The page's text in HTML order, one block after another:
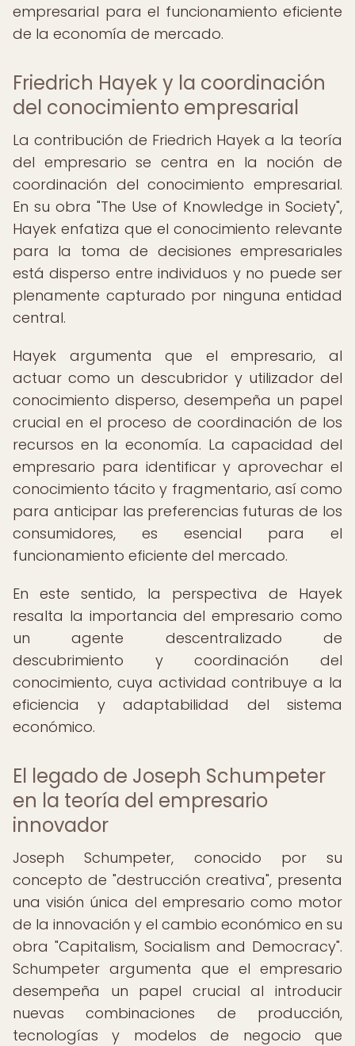
empresarial para el funcionamiento eficiente
de la economía de mercado.
Friedrich Hayek y la coordinación
del conocimiento empresarial
La contribución de Friedrich Hayek a la teoría
del empresario se centra en la noción de
coordinación del conocimiento empresarial.
En su obra "The Use of Knowledge in Society",
Hayek enfatiza que el conocimiento relevante
para la toma de decisiones empresariales
está disperso entre individuos y no puede ser
plenamente capturado por ninguna entidad
central.
Hayek argumenta que el empresario, al
actuar como un descubridor y utilizador del
conocimiento disperso, desempeña un papel
crucial en el proceso de coordinación de los
recursos en la economía. La capacidad del
empresario para identificar y aprovechar el
conocimiento tácito y fragmentario, así como
para anticipar las preferencias futuras de los
consumidores, es esencial para el
funcionamiento eficiente del mercado.
En este sentido, la perspectiva de Hayek
resalta la importancia del empresario como
un agente descentralizado de
descubrimiento y coordinación del
conocimiento, cuya actividad contribuye a la
eficiencia y adaptabilidad del sistema
económico.
El legado de Joseph Schumpeter
en la teoría del empresario
innovador
Joseph Schumpeter, conocido por su
concepto de "destrucción creativa", presenta
una visión única del empresario como motor
de la innovación y el cambio económico en su
obra "Capitalism, Socialism and Democracy".
Schumpeter argumenta que el empresario
desempeña un papel crucial al introducir
nuevas combinaciones de producción,
tecnologías y modelos de negocio que